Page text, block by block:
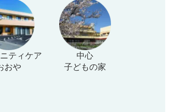
ティケア
おや
中心
子どもの家